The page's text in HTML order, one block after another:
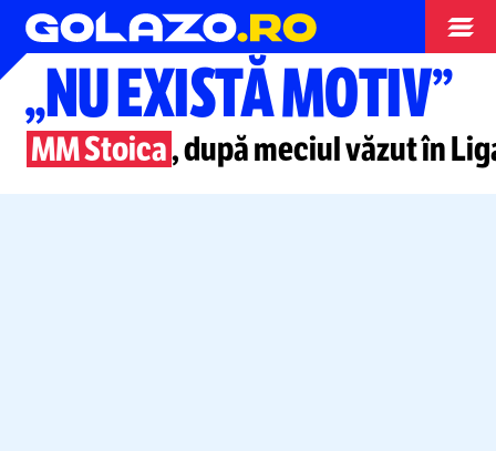
Superliga
„NU EXISTĂ MOTIV”
MM Stoica, după meciul văzut în